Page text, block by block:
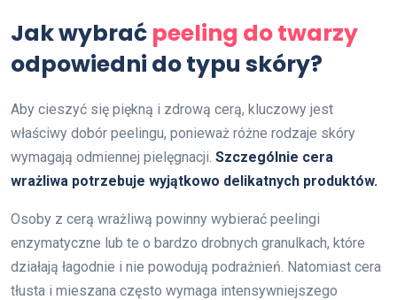
Jak wybrać peeling do twarzy
odpowiedni do typu skóry?
Aby cieszyć się piękną i zdrową cerą, kluczowy jest
właściwy dobór peelingu, ponieważ różne rodzaje skóry
wymagają odmiennej pielęgnacji. Szczególnie cera
wrażliwa potrzebuje wyjątkowo delikatnych produktów.
Osoby z cerą wrażliwą powinny wybierać peelingi
enzymatyczne lub te o bardzo drobnych granulkach, które
działają łagodnie i nie powodują podrażnień. Natomiast cera
tłusta i mieszana często wymaga intensywniejszego